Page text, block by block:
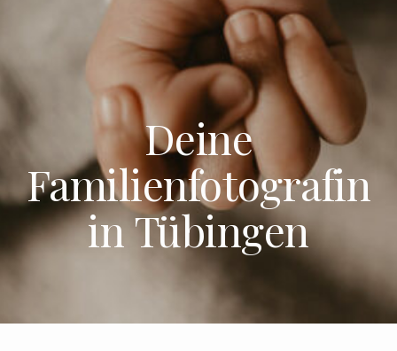
KONTAKT
Deine
Familienfotografin
in Tübingen